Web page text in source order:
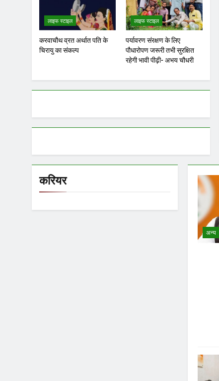
लाइफ स्टाइल
करवाचौथ व्रत अर्थात पति के
चिरायु का संकल्प
लाइफ स्टाइल
पर्यावरण संरक्षण के लिए
पौधारोपण जरूरी तभी सुरक्षित
रहेगी भावी पीढ़ी- अभय चौधरी
करियर
अन्य